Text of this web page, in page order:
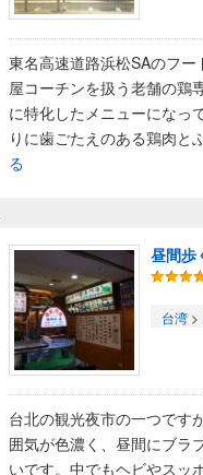
東名高速道路浜松SAのフ
屋コーチンを扱う老舗の鶏
に特化したメニューになっ
りに歯ごたえのある鶏肉と
る
昼間歩
台湾 >
台北の観光夜市の一つです
囲気が色濃く、昼間にブラ
いです。中でもヘビやスッ